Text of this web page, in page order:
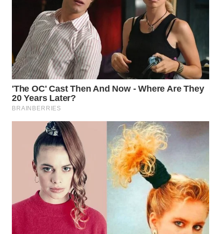
WN
BOROBUDUR
WN
MADURA
SURABAYA
WN
NATUNA
WN
BINTAN
WN
MANDALIKA
WN